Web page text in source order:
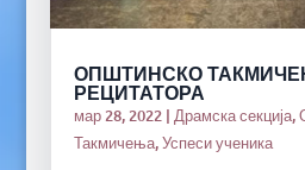
ОПШТИНСКО
РЕЦИТАТОРА
мар 28, 2022| Драмска секција,
Такмичења,Успеси ученика